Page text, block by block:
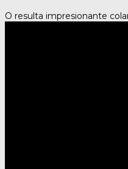
O resulta impresionante